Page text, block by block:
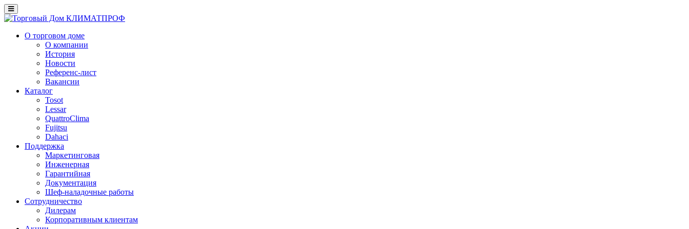
О торговом доме
О компании
История
Новости
Референс-лист
Вакансии
Каталог
Tosot
Lessar
QuattroClima
Fujitsu
Dahaci
Поддержка
Маркетинговая
Инженерная
Гарантийная
Документация
Шеф-наладочные работы
Сотрудничество
Дилерам
Корпоративным клиентам